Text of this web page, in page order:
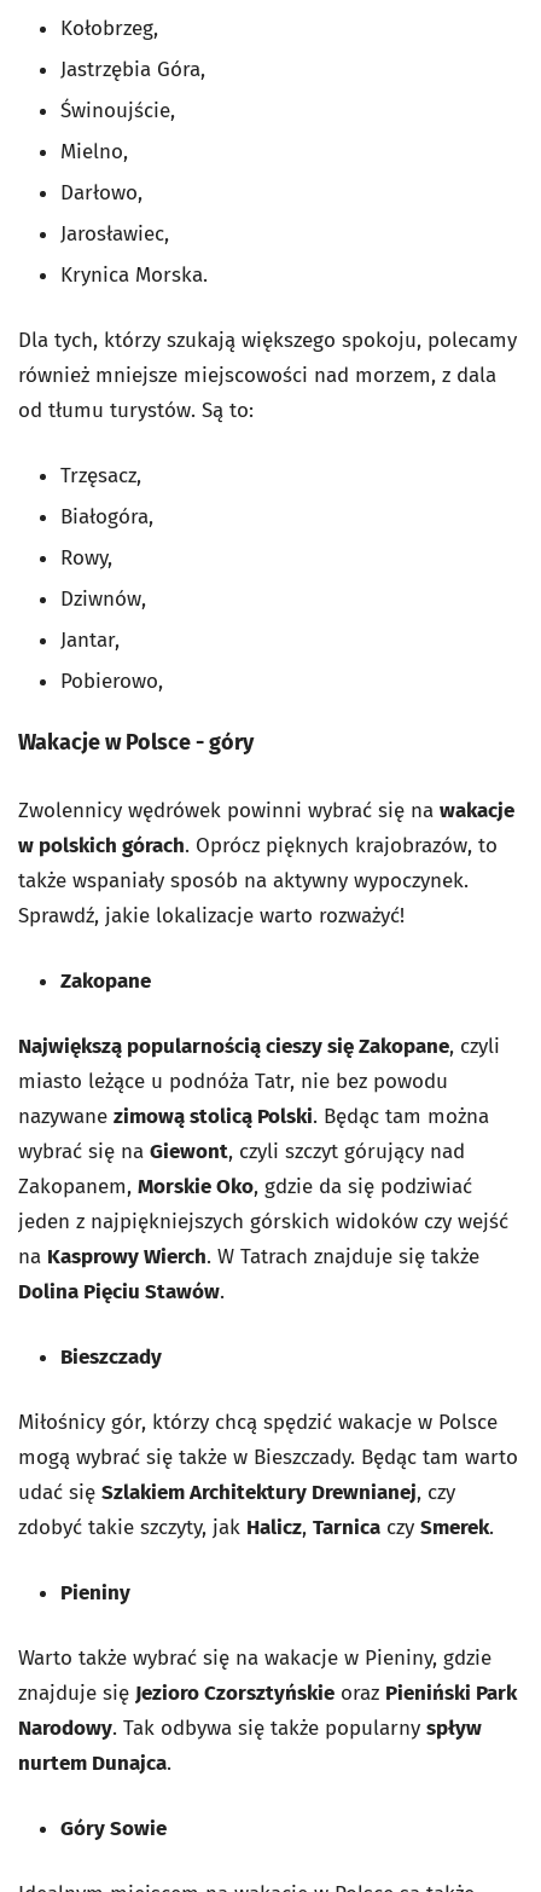
Kołobrzeg,
Jastrzębia Góra,
Świnoujście,
Mielno,
Darłowo,
Jarosławiec,
Krynica Morska.
Dla tych, którzy szukają większego spokoju, polecamy
również mniejsze miejscowości nad morzem, z dala
od tłumu turystów. Są to:
Trzęsacz,
Białogóra,
Rowy,
Dziwnów,
Jantar,
Pobierowo,
Wakacje w Polsce - góry
Zwolennicy wędrówek powinni wybrać się na wakacje
w polskich górach. Oprócz pięknych krajobrazów, to
także wspaniały sposób na aktywny wypoczynek.
Sprawdź, jakie lokalizacje warto rozważyć!
Zakopane
Największą popularnością cieszy się Zakopane, czyli
miasto leżące u podnóża Tatr, nie bez powodu
nazywane zimową stolicą Polski. Będąc tam można
wybrać się na Giewont, czyli szczyt górujący nad
Zakopanem, Morskie Oko, gdzie da się podziwiać
jeden z najpiękniejszych górskich widoków czy wejść
na Kasprowy Wierch. W Tatrach znajduje się także
Dolina Pięciu Stawów.
Bieszczady
Miłośnicy gór, którzy chcą spędzić wakacje w Polsce
mogą wybrać się także w Bieszczady. Będąc tam warto
udać się Szlakiem Architektury Drewnianej, czy
zdobyć takie szczyty, jak Halicz, Tarnica czy Smerek.
Pieniny
Warto także wybrać się na wakacje w Pieniny, gdzie
znajduje się Jezioro Czorsztyńskie oraz Pieniński Park
Narodowy. Tak odbywa się także popularny spływ
nurtem Dunajca.
Góry Sowie